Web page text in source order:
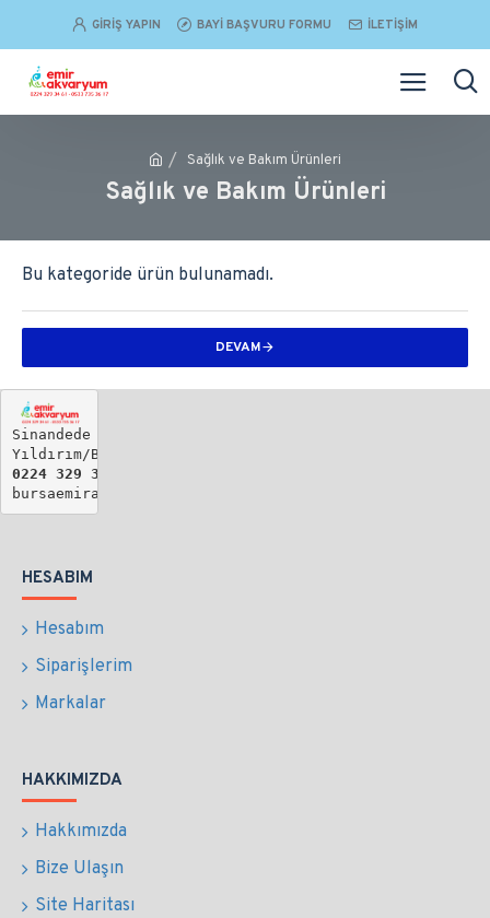
GIRIŞ YAPIN BAYI BAŞVURU FORMU İLETIŞIM
Sağlık ve Bakım Ürünleri
Sağlık ve Bakım Ürünleri
Bu kategoride ürün bulunamadı.
DEVAM
Sinandede Mh. Biray Sk. No: 19
Yıldırım/BURSA
0224 329 34 61 -
bursaemirakvaryum@gmail.com
HESABIM
Hesabım
Siparişlerim
Markalar
HAKKIMIZDA
Hakkımızda
Bize Ulaşın
Site Haritası